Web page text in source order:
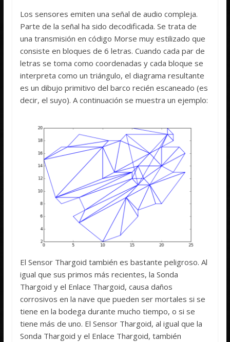
Los sensores emiten una señal de audio compleja.
Parte de la señal ha sido decodificada. Se trata de
una transmisión en código Morse muy estilizado que
consiste en bloques de 6 letras. Cuando cada par de
letras se toma como coordenadas y cada bloque se
interpreta como un triángulo, el diagrama resultante
es un dibujo primitivo del barco recién escaneado (es
decir, el suyo). A continuación se muestra un ejemplo:
El Sensor Thargoid también es bastante peligroso. Al
igual que sus primos más recientes, la Sonda
Thargoid y el Enlace Thargoid, causa daños
corrosivos en la nave que pueden ser mortales si se
tiene en la bodega durante mucho tiempo, o si se
tiene más de uno. El Sensor Thargoid, al igual que la
Sonda Thargoid y el Enlace Thargoid, también